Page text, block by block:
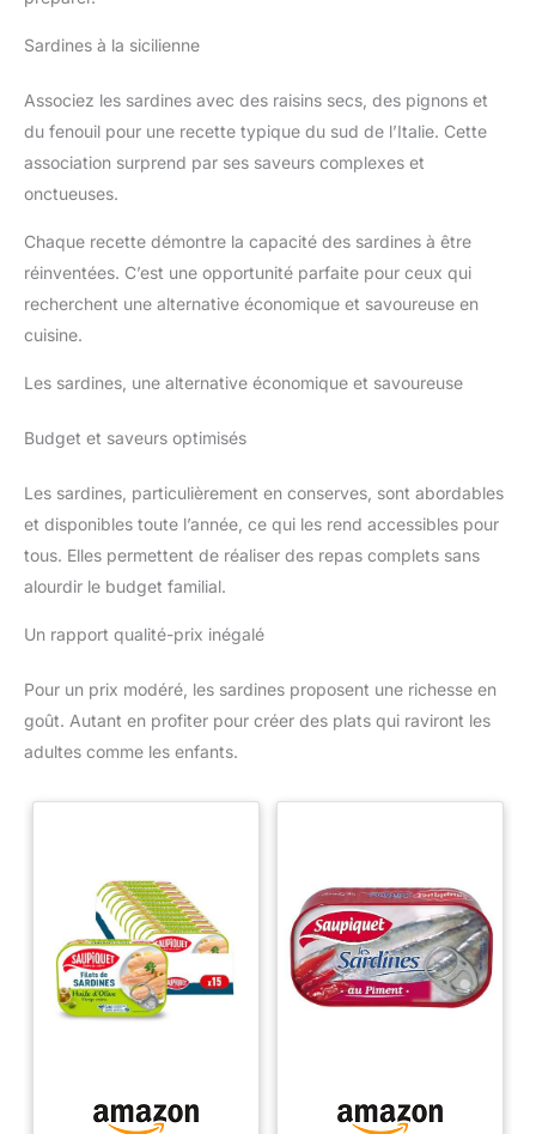
Sardines à la sicilienne
Associez les sardines avec des raisins secs, des pignons et
du fenouil pour une recette typique du sud de l’Italie. Cette
association surprend par ses saveurs complexes et
onctueuses.
Chaque recette démontre la capacité des sardines à être
réinventées. C’est une opportunité parfaite pour ceux qui
recherchent une alternative économique et savoureuse en
cuisine.
Les sardines, une alternative économique et savoureuse
Budget et saveurs optimisés
Les sardines, particulièrement en conserves, sont abordables
et disponibles toute l’année, ce qui les rend accessibles pour
tous. Elles permettent de réaliser des repas complets sans
alourdir le budget familial.
Un rapport qualité-prix inégalé
Pour un prix modéré, les sardines proposent une richesse en
goût. Autant en profiter pour créer des plats qui raviront les
adultes comme les enfants.